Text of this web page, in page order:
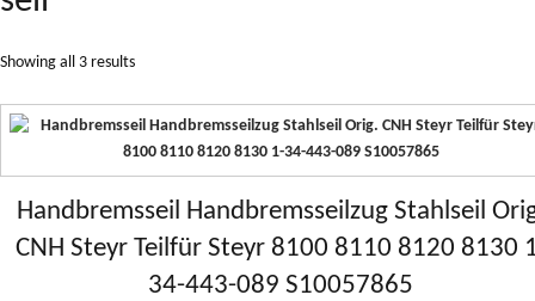
Showing all 3 results
Handbremsseil Handbremsseilzug Stahlseil
CNH Steyr Teilfür Steyr 8100 8110 8120 8130
34-443-089 S10057865